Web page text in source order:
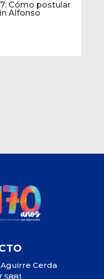
Cómo postular
Alfonso
Cerda
5881